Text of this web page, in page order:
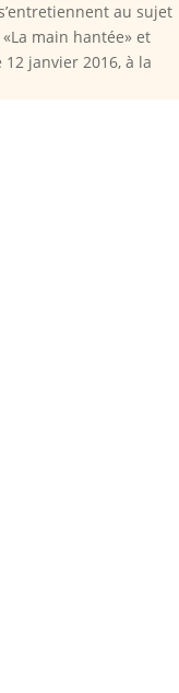
au sujet
main hantée» et
12 janvier 2016, à la